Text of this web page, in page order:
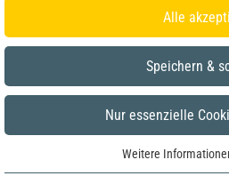
Alle
Speichern &
Nur essenzielle
Weitere